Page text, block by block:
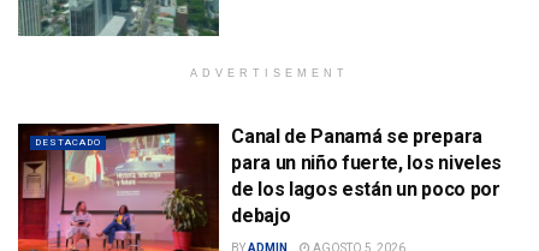
ADVERTISEMENT
DESTACADO
Canal de Panamá se prepara
para un niño fuerte, los niveles
de los lagos están un poco por
debajo
BYADMIN AGOSTO 5, 2026